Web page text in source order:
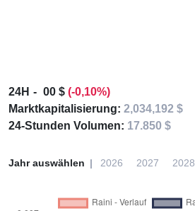
24H 00 $ (-0,10%)
Marktkapitalisierung: 2,034,192 $
24-Stunden Volumen: 17.850 $
Jahr auswählen 2026 2027 2028